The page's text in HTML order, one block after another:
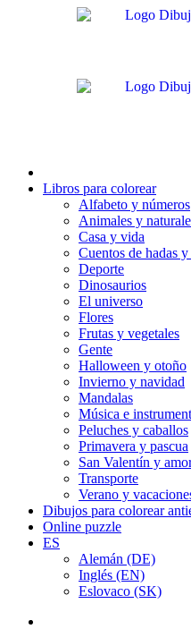
Libros para colorear
Alfabeto y números
Animales y
Casa y vida
Cuentos de hadas y
Deporte
Dinosaurios
El universo
Flores
Frutas y vegetales
Gente
Halloween y otoño
Invierno y navidad
Mandalas
Música e
Peluches y caballos
Primavera y pascua
San Valentín y
Transporte
Verano y
Dibujos para colorear
Online puzzle
ES
Alemán (DE)
Inglés (EN)
Eslovaco (SK)